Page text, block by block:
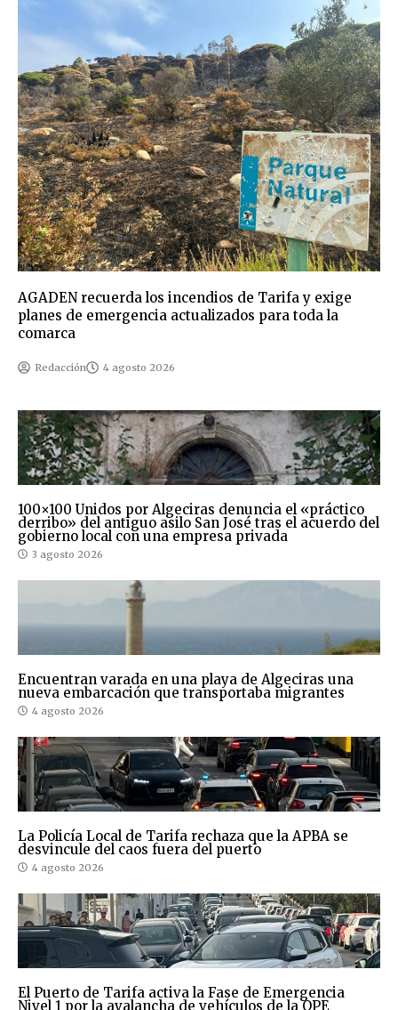
AGADEN recuerda los incendios de Tarifa y exige
planes de emergencia actualizados para toda la
comarca
Redacción 4 agosto 2026
100×100 Unidos por Algeciras denuncia el «práctico
derribo» del antiguo asilo San José tras el acuerdo del
gobierno local con una empresa privada
3 agosto 2026
Encuentran varada en una playa de Algeciras una
nueva embarcación que transportaba migrantes
4 agosto 2026
La Policía Local de Tarifa rechaza que la APBA se
desvincule del caos fuera del puerto
4 agosto 2026
El Puerto de Tarifa activa la Fase de Emergencia
Nivel 1 por la avalancha de vehículos de la OPE